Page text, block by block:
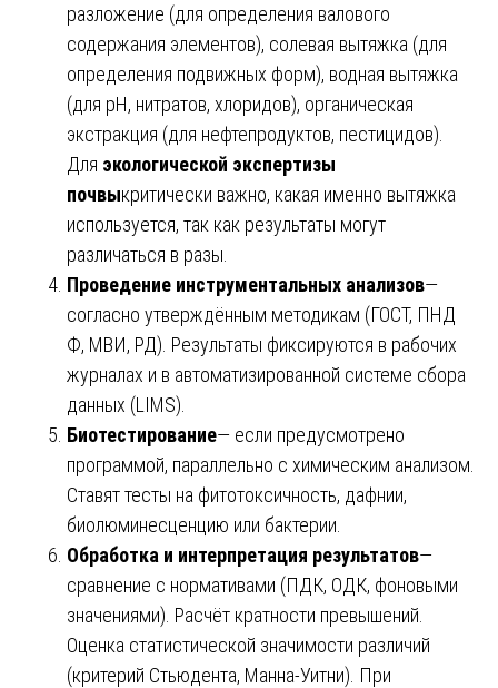
разложение (для определения валового
содержания элементов), солевая вытяжка (для
определения подвижных форм), водная вытяжка
(для рН, нитратов, хлоридов), органическая
экстракция (для нефтепродуктов, пестицидов).
Для экологической экспертизы
почвыкритически важно, какая именно вытяжка
используется, так как результаты могут
различаться в разы.
Проведение инструментальных анализов—
согласно утверждённым методикам (ГОСТ, ПНД
Ф, МВИ, РД). Результаты фиксируются в рабочих
журналах и в автоматизированной системе сбора
данных (LIMS).
Биотестирование— если предусмотрено
программой, параллельно с химическим анализом.
Ставят тесты на фитотоксичность, дафнии,
биолюминесценцию или бактерии.
Обработка и интерпретация результатов—
сравнение с нормативами (ПДК, ОДК, фоновыми
значениями). Расчёт кратности превышений.
Оценка статистической значимости различий
(критерий Стьюдента, Манна-Уитни). При